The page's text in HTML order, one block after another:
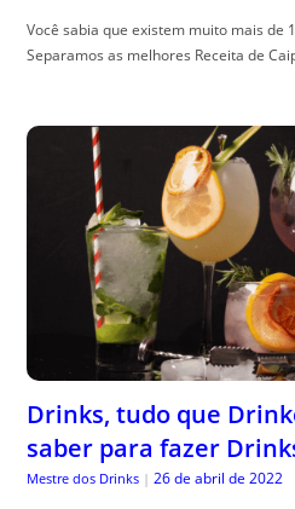
Você sabia que existem muito mais de
Separamos as melhores Receita de
Drinks, tudo que
saber para fazer
Mestre dos Drinks | 26 de abril de 2022